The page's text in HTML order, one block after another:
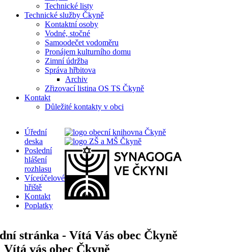
Technické listy
Technické služby Čkyně
Kontaktní osoby
Vodné, stočné
Samoodečet vodoměru
Pronájem kulturního domu
Zimní údržba
Správa hřbitova
Archiv
Zřizovací listina OS TS Čkyně
Kontakt
Důležité kontakty v obci
Úřední
deska
Poslední
hlášení
rozhlasu
Víceúčelové
hřiště
Kontakt
Poplatky
Vítá vás obec Čkyně